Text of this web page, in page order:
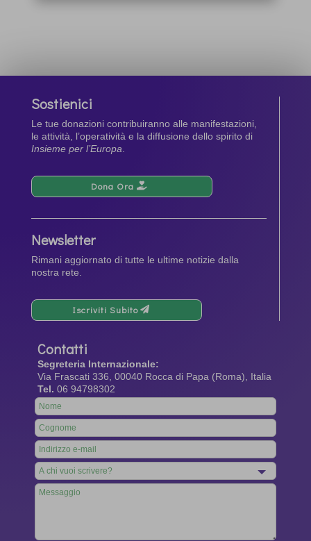
Sostienici
Le tue donazioni contribuiranno alle manifestazioni,
le attività, l’operatività e la diffusione dello spirito di
Insieme per l’Europa
Dona Ora
Newsletter
Rimani aggiornato di tutte le ultime notizie dalla
nostra rete.
Iscriviti Subito
Contatti
Segreteria Internazionale:
Via Frascati 336, 00040 Rocca di Papa (Roma), Italia
Tel. 06 94798302
Leave
this
field
blank